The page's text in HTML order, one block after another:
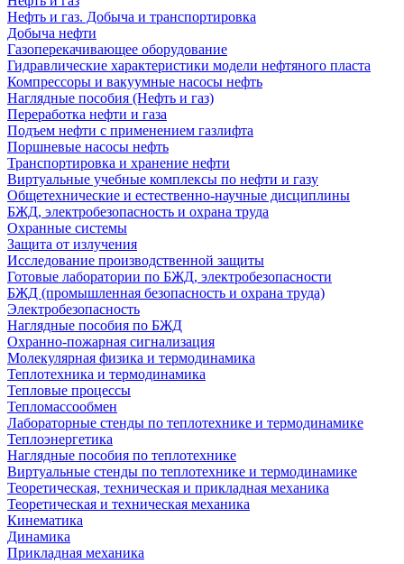
Нефть и газ. Добыча и транспортировка
Добыча нефти
Газоперекачивающее оборудование
Гидравлические характеристики модели нефтяного пласта
Компрессоры и вакуумные насосы нефть
Наглядные пособия (Нефть и газ)
Переработка нефти и газа
Подъем нефти с применением газлифта
Поршневые насосы нефть
Транспортировка и хранение нефти
Виртуальные учебные комплексы по нефти и газу
Общетехнические и естественно-научные дисциплины
БЖД, электробезопасность и охрана труда
Охранные системы
Защита от излучения
Исследование производственной защиты
Готовые лаборатории по БЖД, электробезопасности
БЖД (промышленная безопасность и охрана труда)
Электробезопасность
Наглядные пособия по БЖД
Охранно-пожарная сигнализация
Молекулярная физика и термодинамика
Теплотехника и термодинамика
Тепловые процессы
Тепломассообмен
Лабораторные стенды по теплотехнике и термодинамике
Теплоэнергетика
Наглядные пособия по теплотехнике
Виртуальные стенды по теплотехнике и термодинамике
Теоретическая, техническая и прикладная механика
Теоретическая и техническая механика
Кинематика
Динамика
Прикладная механика